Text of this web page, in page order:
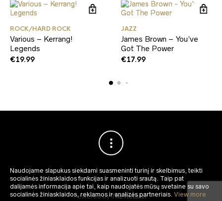
ROCK/HARD ROCK
Various – Kerrang!
Legends
€19.99
JAZZ
James Brown – You’ve
Got The Power
€17.99
Powered byThe Retailer.
Naudojame slapukus siekdami suasmeninti turinį ir skelbimus, teikti
socialinės žiniasklaidos funkcijas ir analizuoti srautą. Taip pat
dalijamės informacija apie tai, kaip naudojatės mūsų svetaine su savo
socialinės žiniasklaidos, reklamos ir analizės partneriais. View more